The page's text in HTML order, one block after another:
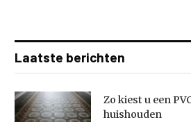
Laatste berichten
Zo kiest u een
huishouden